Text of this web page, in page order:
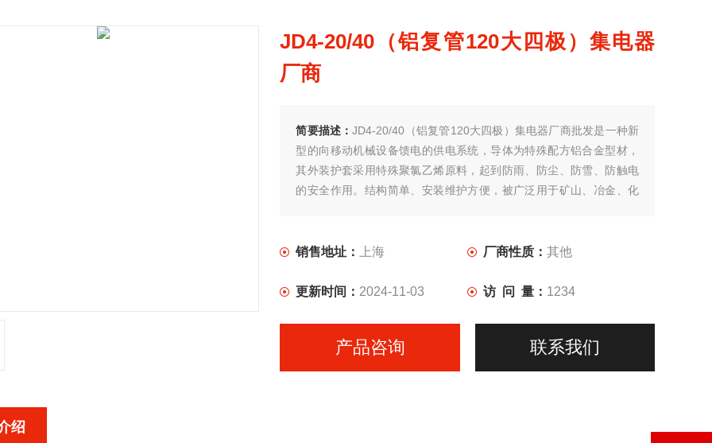
JD4-20/40（铝复管120大四极）集电器
厂商
简要描述：JD4-20/40（铝复管120大四极）集电器厂商批发是一种新
型的向移动机械设备馈电的供电系统，导体为特殊配方铝合金型材，
其外装护套采用特殊聚氯乙烯原料，起到防雨、防尘、防雪、防触电
的安全作用。结构简单、安装维护方便，被广泛用于矿山、冶金、化
销售地址： 上海 厂商性质：其他
更新时间： 2024-11-03 访 问 量： 1234
产品咨询 联系我们
绍